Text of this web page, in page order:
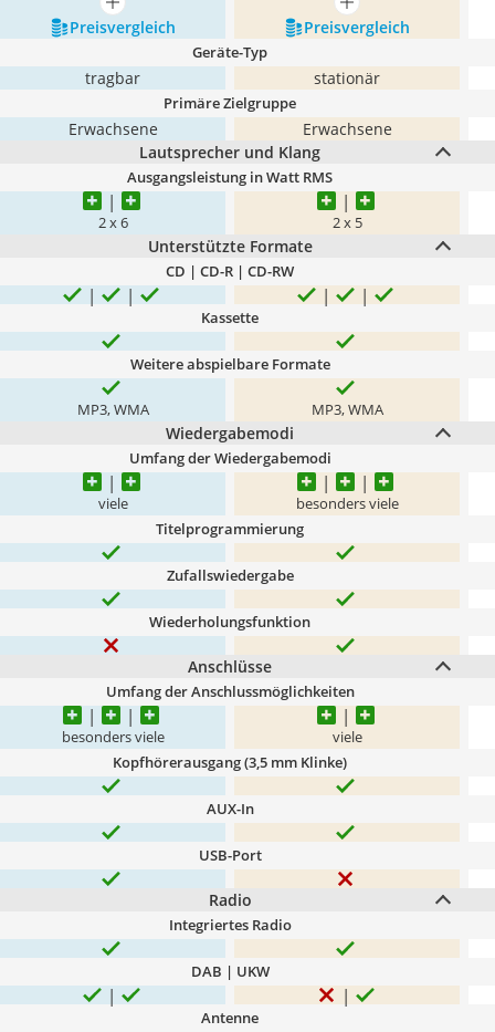
mehr anzeigen
mehr anzeigen
Preis­vergleich
Preis­vergleich
Geräte-Typ
tragbar stationär
Primäre Zielgruppe
Erwachsene
Erwachsene
Lautsprecher und Klang
Ausgangsleistung in Watt RMS
2 x 6 2 x 5
Unterstützte Formate
CD | CD-R | CD-RW
Kassette
Weitere abspielbare Formate
MP3, WMA MP3, WMA
Wiedergabemodi
Umfang der Wiedergabemodi
viele besonders viele
Titelprogrammierung
Zufallswiedergabe
Wiederholungsfunktion
Anschlüsse
Umfang der Anschlussmöglichkeiten
besonders viele viele
Kopfhörerausgang (3,5 mm Klinke)
AUX-In
USB-Port
Radio
Integriertes Radio
DAB | UKW
Antenne